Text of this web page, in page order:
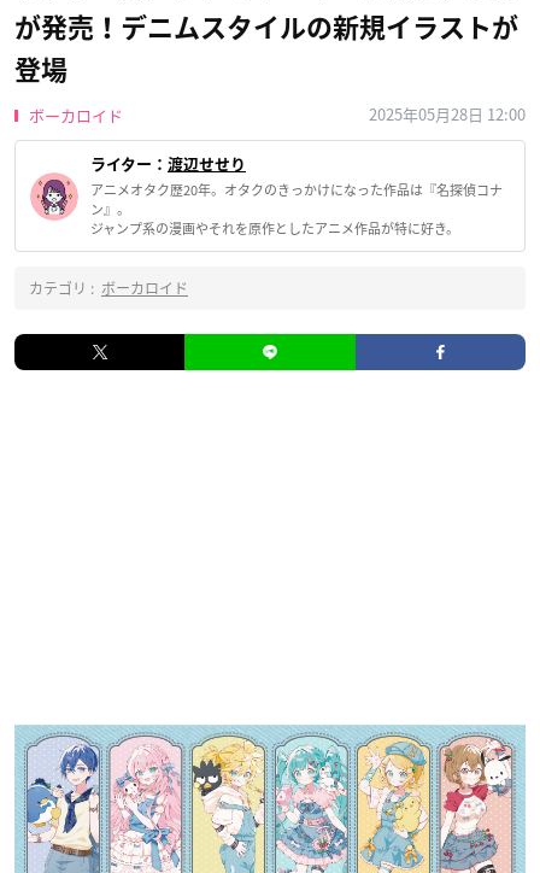
が発売！デニムスタイルの新規イラストが
登場
ボーカロイド 2025年05月28日 12:00
ライター： 渡辺せせり
アニメオタク歴20年。オタクのきっかけになった作品は『名探偵コナ
ン』。
ジャンプ系の漫画やそれを原作としたアニメ作品が特に好き。
カテゴリ : ボーカロイド